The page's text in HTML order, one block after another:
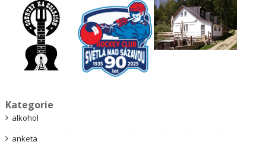
Kategorie
alkohol
anketa